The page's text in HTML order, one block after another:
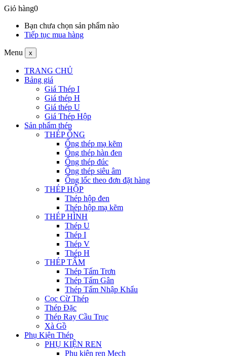
Giỏ hàng0
Bạn chưa chọn sản phẩm nào
Tiếp tục mua hàng
Menu x
TRANG CHỦ
Bảng giá
Giá Thép I
Giá thép H
Giá thép U
Giá Thép Hộp
Sản phẩm thép
THÉP ỐNG
Ống thép mạ kẽm
Ống thép hàn đen
Ống thép đúc
Ống thép siêu âm
Ống lốc theo đơn đặt hàng
THÉP HỘP
Thép hộp đen
Thép hộp mạ kẽm
THÉP HÌNH
Thép U
Thép I
Thép V
Thép H
THÉP TẤM
Thép Tấm Trơn
Thép Tấm Gân
Thép Tấm Nhập Khẩu
Cọc Cừ Thép
Thép Đặc
Thép Ray Cầu Trục
Xà Gồ
Phụ Kiện Thép
PHỤ KIỆN REN
Phụ kiện ren Mech